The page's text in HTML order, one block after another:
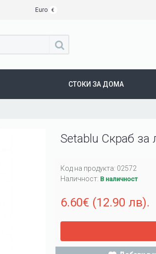
Euro €
СТОКИ ЗА ДОМА
Setablu Скраб за
Код на продукта: 02572
Наличност: В наличност
6.60€ (12.90 лв).